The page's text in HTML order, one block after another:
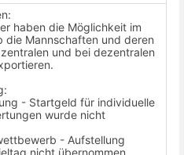
haben die Möglichkeit im
die Mannschaften und deren
und bei dezentralen
- Startgeld für individuelle
wurde nicht
- Aufstellung